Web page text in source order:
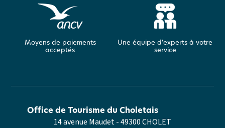
Moyens de paiements
acceptés
Une équipe d'experts à votre
service
14 avenue Maudet - 49300 CHOLET
Office de Tourisme du Choletais